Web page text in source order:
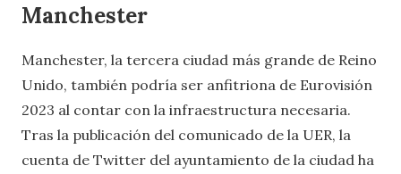
Manchester
Manchester, la tercera ciudad más grande de Reino
Unido, también podría ser anfitriona de Eurovisión
2023 al contar con la infraestructura necesaria.
Tras la publicación del comunicado de la UER, la
cuenta de Twitter del ayuntamiento de la ciudad ha